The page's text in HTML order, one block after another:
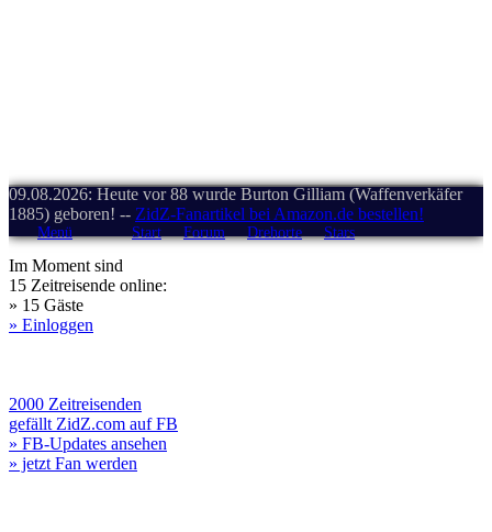
09.08.2026: Heute vor 88 wurde Burton Gilliam (Waffenverkäfer
1885) geboren! -- ZidZ-Fanartikel bei Amazon.de bestellen!
Menü Start Forum Drehorte Stars
Im Moment sind
15 Zeitreisende online:
» 15 Gäste
» Einloggen
2000 Zeitreisenden
gefällt ZidZ.com auf FB
» FB-Updates ansehen
» jetzt Fan werden